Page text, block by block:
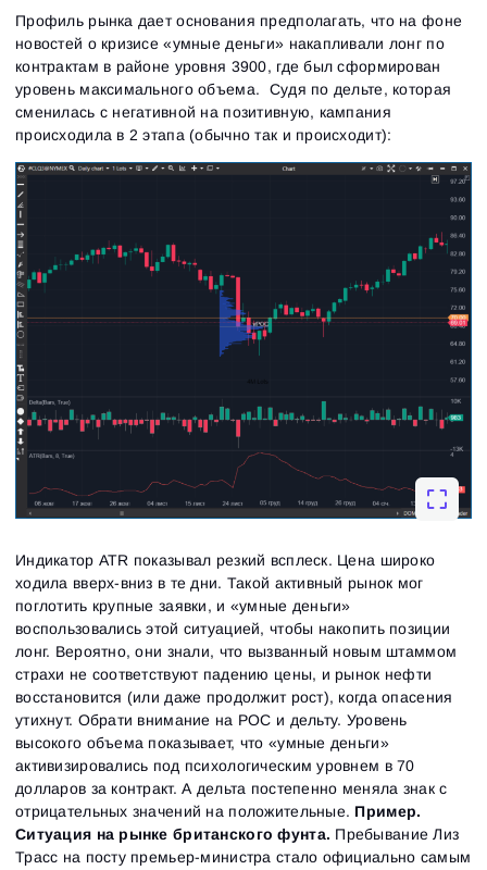
Профиль рынка дает основания предполагать, что на фоне
новостей о кризисе «умные деньги» накапливали лонг по
контрактам в районе уровня 3900, где был сформирован
уровень максимального объема. Судя по дельте, которая
сменилась с негативной на позитивную, кампания
происходила в 2 этапа (обычно так и происходит):
Индикатор ATR показывал резкий всплеск. Цена широко
ходила вверх-вниз в те дни. Такой активный рынок мог
поглотить крупные заявки, и «умные деньги»
воспользовались этой ситуацией, чтобы накопить позиции
лонг. Вероятно, они знали, что вызванный новым штаммом
страхи не соответствуют падению цены, и рынок нефти
восстановится (или даже продолжит рост), когда опасения
утихнут. Обрати внимание на РОС и дельту. Уровень
высокого объема показывает, что «умные деньги»
активизировались под психологическим уровнем в 70
долларов за контракт. А дельта постепенно меняла знак с
отрицательных значений на положительные. Пример.
Ситуация на рынке британского фунта. Пребывание Лиз
Трасс на посту премьер-министра стало официально самым